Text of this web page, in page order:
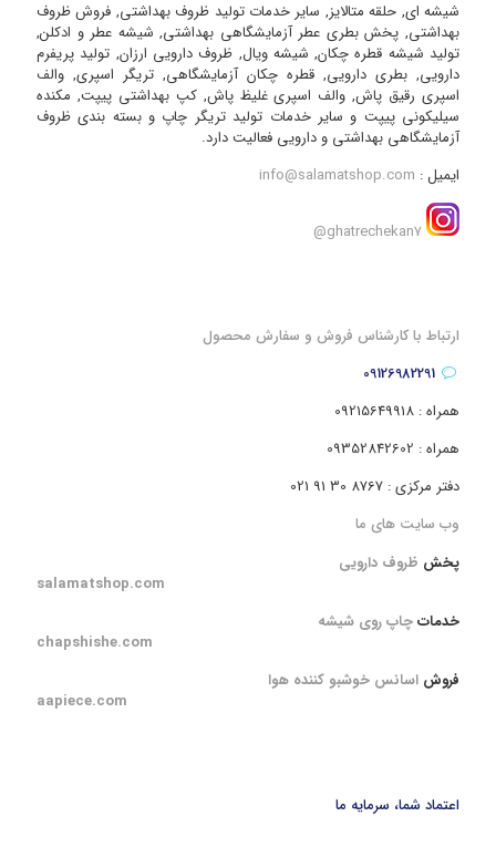
شیشه ای, حلقه متالایز, سایر خدمات تولید ظروف بهداشتی, فروش ظروف
بهداشتی, پخش بطری عطر آزمایشگاهی بهداشتی, شیشه عطر و ادکلن,
تولید شیشه قطره چکان, شیشه ویال, ظروف دارویی ارزان, تولید پریفرم
دارویی, بطری دارویی, قطره چکان آزمایشگاهی, تریگر اسپری, والف
اسپری رقیق پاش, والف اسپری غلیظ پاش, کپ بهداشتی پیپت, مکنده
سیلیکونی پیپت و سایر خدمات تولید تریگر چاپ و بسته بندی ظروف
آزمایشگاهی بهداشتی و دارویی فعالیت دارد.
ایمیل : info@salamatshop.com
ghatrechekan7@
ارتباط با کارشناس فروش و سفارش محصول
09126982291
همراه : 09215649918
همراه : 09352842602
دفتر مرکزی : 8767 30 91 021
وب سایت های ما
پخش ظروف دارویی
salamatshop.com
خدماتچاپ روی شیشه
chapshishe.com
فروش اسانس خوشبو کننده هوا
aapiece.com
اعتماد شما، سرمایه ما